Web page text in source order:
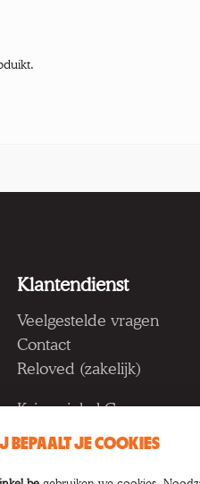
Klantendienst
Veelgestelde vragen
Contact
Reloved (zakelijk)
Kringwinkel Groep vzw
Koning Albertlaan 124,
BEPAALT JE COOKIES